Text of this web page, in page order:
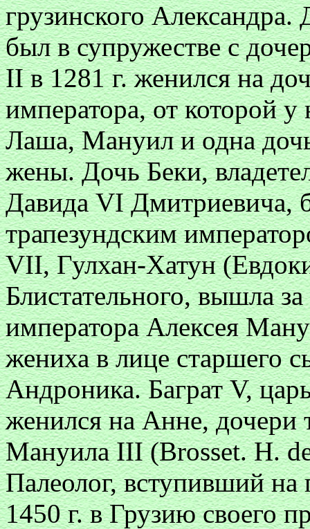
грузинского
был в супружестве с
II в 1281 г. женился на
императора, от которой
Лаша, Мануил и одна
жены. Дочь Беки,
Давида VI Дмитриевича,
трапезундским
VII, Гулхан-Хатун
Блистательного, вышла
императора Алексея
жениха в лице старшего
Андроника. Баграт V,
женился на Анне, дочери
Мануила III (Brosset. H.
Палеолог, вступивший на
1450 г. в Грузию своего